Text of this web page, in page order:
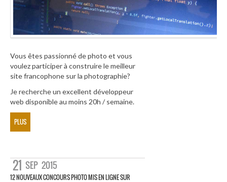
Vous êtes passionné de photo et vous
voulez participer à construire le meilleur
site francophone sur la photographie?
Je recherche un excellent développeur
web disponible au moins 20h / semaine.
PLUS
21 SEP 2015
12 NOUVEAUX CONCOURS PHOTO MIS EN LIGNE SUR